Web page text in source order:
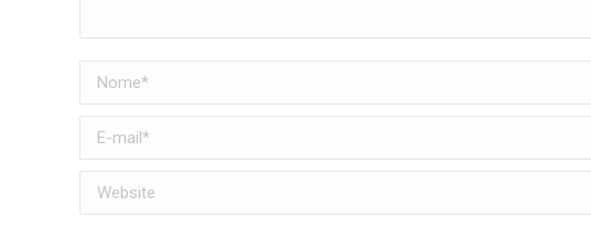
Nome *
E-mail *
Website